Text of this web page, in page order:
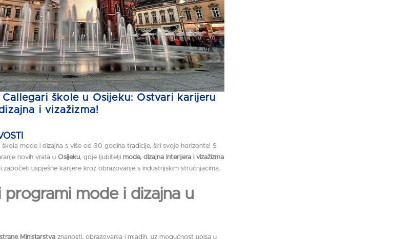
škole u Osijeku: Ostvari karijeru
i vizažizma!
škola mode i dizajna s više od 30 godina tradicije, širi svoje horizonte! S
novih vrata u Osijeku, gdje ljubitelji mode, dizajna interijera i vizažizma
uspješne karijere kroz obrazovanje s industrijskim stručnjacima.
mode i dizajna u
Ministarstva znanosti, obrazovanja i mladih, uz mogućnost upisa u